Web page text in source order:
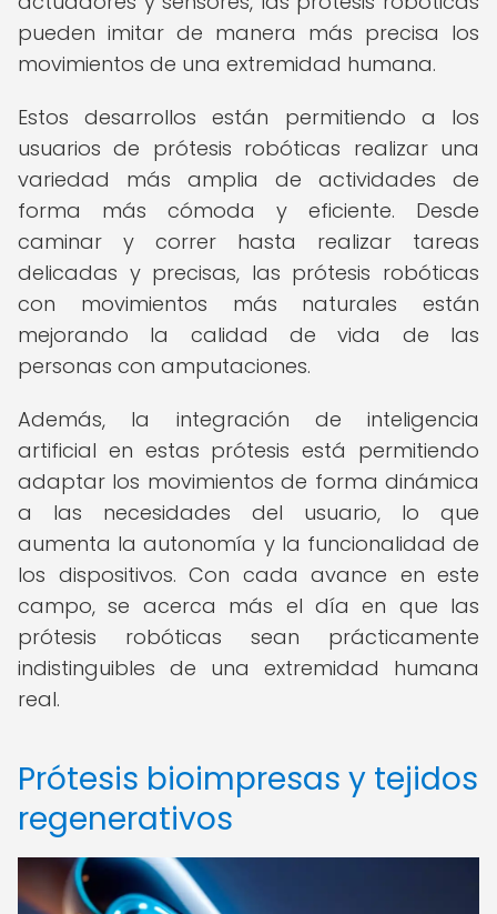
pueden imitar de manera más precisa los
movimientos de una extremidad humana.
Estos desarrollos están permitiendo a los
usuarios de prótesis robóticas realizar una
variedad más amplia de actividades de
forma más cómoda y eficiente. Desde
caminar y correr hasta realizar tareas
delicadas y precisas, las prótesis robóticas
con movimientos más naturales están
mejorando la calidad de vida de las
personas con amputaciones.
Además, la integración de inteligencia
artificial en estas prótesis está permitiendo
adaptar los movimientos de forma dinámica
a las necesidades del usuario, lo que
aumenta la autonomía y la funcionalidad de
los dispositivos. Con cada avance en este
campo, se acerca más el día en que las
prótesis robóticas sean prácticamente
indistinguibles de una extremidad humana
real.
Prótesis bioimpresas y tejidos
regenerativos